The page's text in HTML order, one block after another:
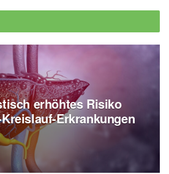
erhöhtes Risiko
Erkrankungen